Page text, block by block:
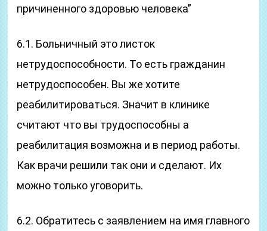
причиненного здоровью человека”
6.1. Больничный это листок
нетрудоспособности. То есть гражданин
нетрудоспособен. Вы же хотите
реабилитироваться. Значит в клинике
считают что вы трудоспособны а
реабилитация возможна и в период работы.
Как врачи решили так они и сделают. Их
можно только уговорить.
6.2. Обратитесь с заявлением на имя главного